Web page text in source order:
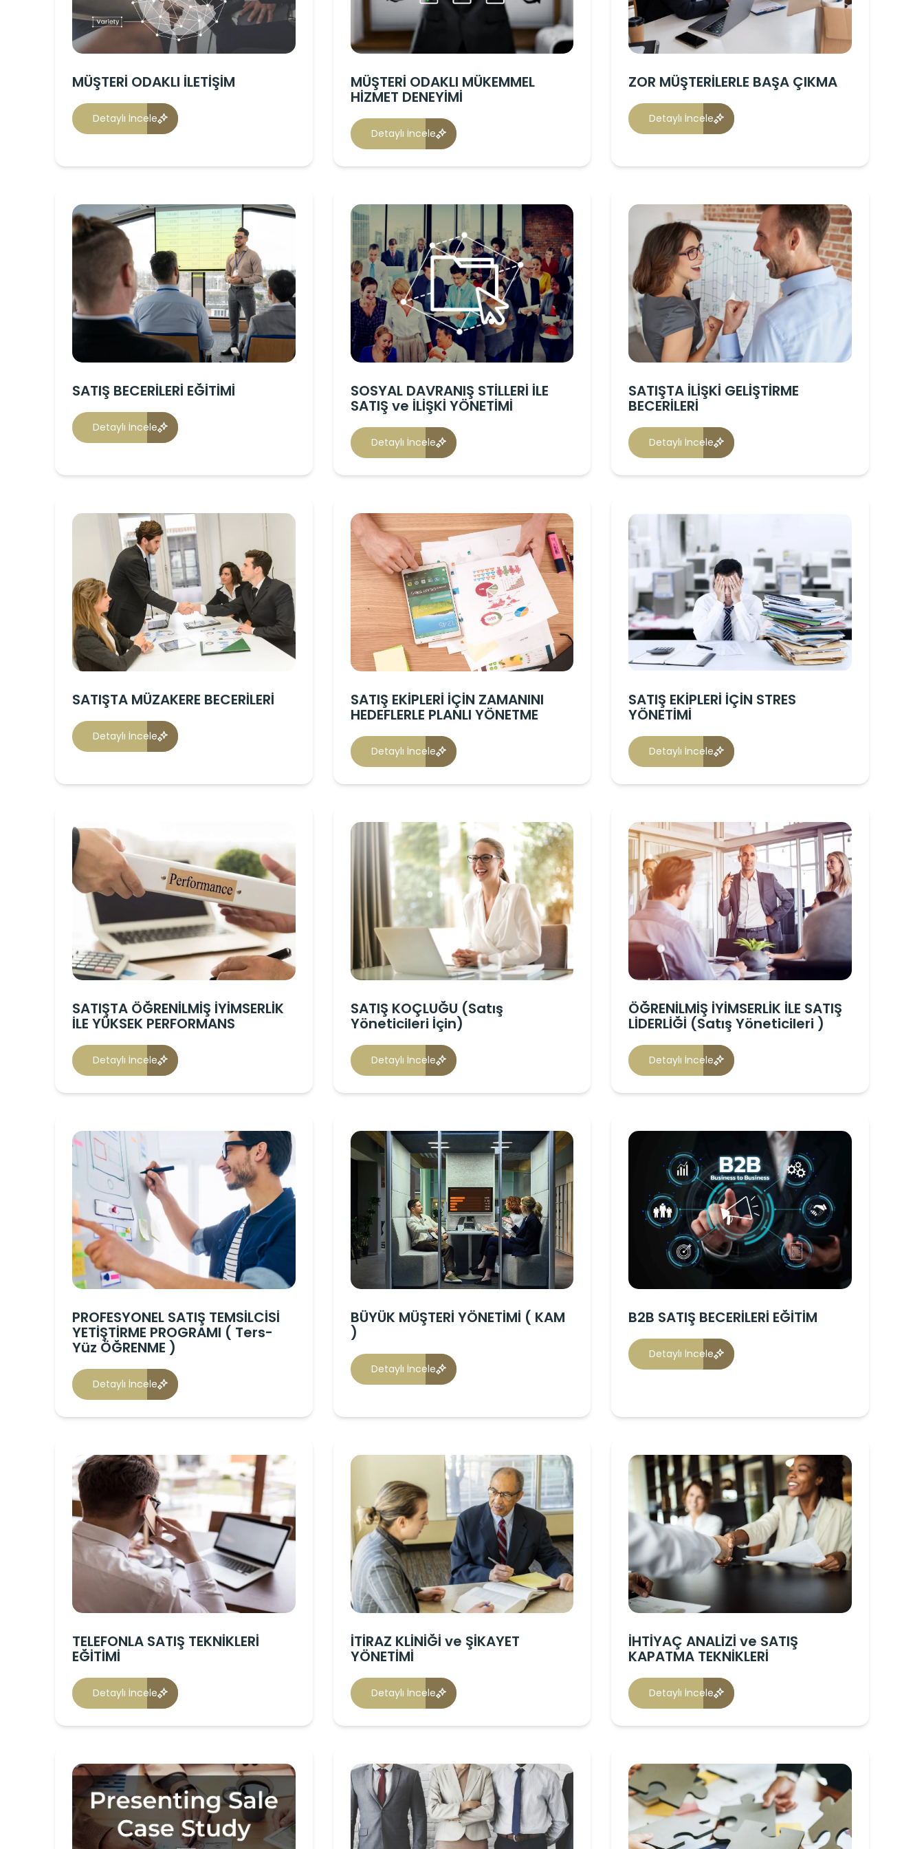
MÜŞTERİ ODAKLI İLETİŞİM
Detaylı İncele
MÜŞTERİ ODAKLI MÜKEMMEL
HİZMET DENEYİMİ
Detaylı İncele
ZOR MÜŞTERİLERLE BAŞA ÇIKMA
Detaylı İncele
SATIŞ BECERİLERİ EĞİTİMİ
Detaylı İncele
SOSYAL DAVRANIŞ STİLLERİ İLE
SATIŞ ve İLİŞKİ YÖNETİMİ
Detaylı İncele
SATIŞTA İLİŞKİ GELİŞTİRME
BECERİLERİ
Detaylı İncele
SATIŞTA MÜZAKERE BECERİLERİ
Detaylı İncele
SATIŞ EKİPLERİ İÇİN ZAMANINI
HEDEFLERLE PLANLI YÖNETME
Detaylı İncele
SATIŞ EKİPLERİ İÇİN STRES
YÖNETİMİ
Detaylı İncele
SATIŞTA ÖĞRENİLMİŞ İYİMSERLİK
İLE YÜKSEK PERFORMANS
Detaylı İncele
SATIŞ KOÇLUĞU (Satış
Yöneticileri İçin)
Detaylı İncele
ÖĞRENİLMİŞ İYİMSERLİK İLE SATIŞ
LİDERLİĞİ (Satış Yöneticileri )
Detaylı İncele
PROFESYONEL SATIŞ TEMSİLCİSİ
YETİŞTİRME PROGRAMI ( Ters-
Yüz ÖĞRENME )
Detaylı İncele
BÜYÜK MÜŞTERİ YÖNETİMİ ( KAM
)
Detaylı İncele
B2B SATIŞ BECERİLERİ EĞİTİM
Detaylı İncele
TELEFONLA SATIŞ TEKNİKLERİ
EĞİTİMİ
Detaylı İncele
İTİRAZ KLİNİĞİ ve ŞİKAYET
YÖNETİMİ
Detaylı İncele
İHTİYAÇ ANALİZİ ve SATIŞ
KAPATMA TEKNİKLERİ
Detaylı İncele